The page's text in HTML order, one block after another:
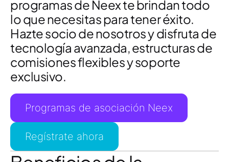
programas de Neex te brindan todo
lo que necesitas para tener éxito.
Hazte socio de nosotros y disfruta de
tecnología avanzada, estructuras de
comisiones flexibles y soporte
exclusivo.
Programas de asociación Neex
Regístrate ahora